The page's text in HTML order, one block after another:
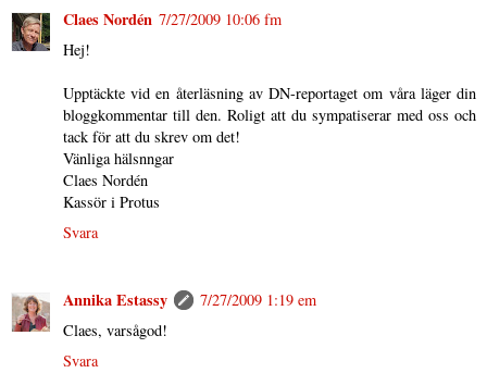
Claes Nordén 7/27/2009 10:06 fm
Hej!
Upptäckte vid en återläsning av DN-reportaget om våra läger din
bloggkommentar till den. Roligt att du sympatiserar med oss och
tack för att du skrev om det!
Vänliga hälsnngar
Claes Nordén
Kassör i Protus
Svara
Annika Estassy
7/27/2009 1:19 em
Claes, varsågod!
Svara